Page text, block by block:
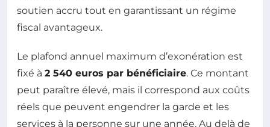
soutien accru tout en garantissant un régime
fiscal avantageux.
Le plafond annuel maximum d’exonération est
fixé à 2 540 euros par bénéficiaire. Ce montant
peut paraître élevé, mais il correspond aux coûts
réels que peuvent engendrer la garde et les
services à la personne sur une année. Au delà de